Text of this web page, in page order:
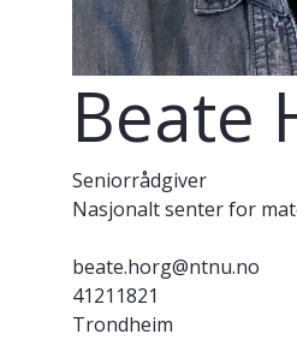
Beate
Seniorrådgiver
Nasjonalt senter for
beate.horg@ntnu.no
41211821
Trondheim